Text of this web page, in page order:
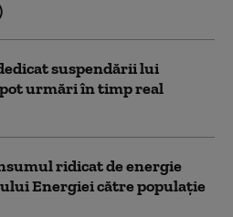
suspendării lui
urmări în timp real
ridicat de energie
Energiei către populație